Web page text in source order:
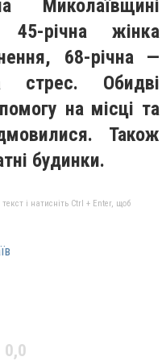
річна жінка
68-річна —
стрес. Обидві
на місці та
Також
будинки.
і натисніть Ctrl + Enter, щоб
0,0